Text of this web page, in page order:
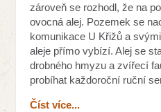
zároveň se rozhodl, že na
ovocná alej. Pozemek se
komunikace U Křižů a
aleje přímo vybízí. Alej se
drobného hmyzu a zvířecí
probíhat každoroční ruční
Číst více...